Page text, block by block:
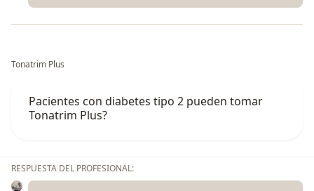
Tonatrim Plus
Pacientes con diabetes tipo 2 pueden tomar
Tonatrim Plus?
RESPUESTA DEL PROFESIONAL: